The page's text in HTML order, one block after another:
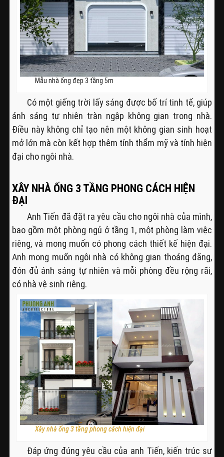
Mẫu nhà ống đẹp 3 tầng 5m
Có một giếng trời lấy sáng được bố trí tinh tế, giúp
ánh sáng tự nhiên tràn ngập không gian trong nhà.
Điều này không chỉ tạo nên một không gian sinh hoạt
mở lớn mà còn kết hợp thêm tính thẩm mỹ và tính hiện
đại cho ngôi nhà.
XÂY NHÀ ỐNG 3 TẦNG PHONG CÁCH HIỆN
ĐẠI
Anh Tiến đã đặt ra yêu cầu cho ngôi nhà của mình,
bao gồm một phòng ngủ ở tầng 1, một phòng làm việc
riêng, và mong muốn có phong cách thiết kế hiện đại.
Anh mong muốn ngôi nhà có không gian thoáng đãng,
đón đủ ánh sáng tự nhiên và mỗi phòng đều rộng rãi,
có nhà vệ sinh riêng.
Xây nhà ống 3 tầng phong cách hiện đại
Đáp ứng đúng yêu cầu của anh Tiến, kiến trúc sư